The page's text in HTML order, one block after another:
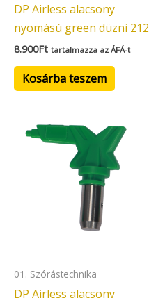
DP Airless alacsony
nyomású green düzni 212
8.900Ft tartalmazza az ÁFÁ-t
Kosárba teszem
01. Szórástechnika
DP Airless alacsony